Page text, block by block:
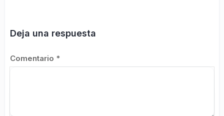
Deja una respuesta
Comentario *